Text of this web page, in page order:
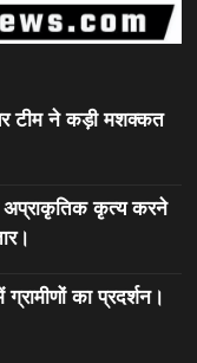
टीम ने कड़ी मशक्कत
कृत्य करने
का प्रदर्शन।